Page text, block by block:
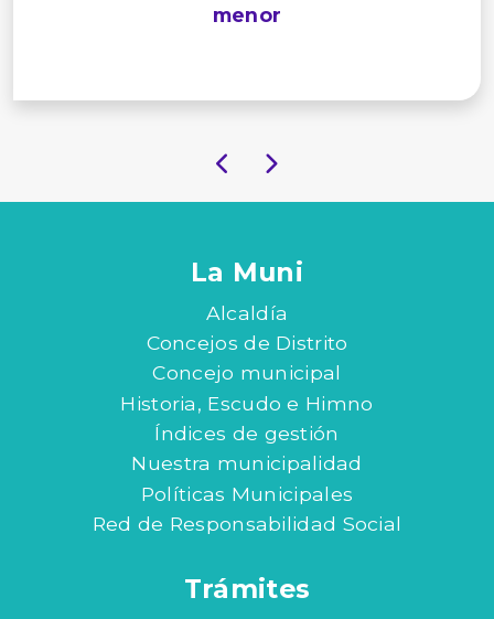
menor
La Muni
Alcaldía
Concejos de Distrito
Concejo municipal
Historia, Escudo e Himno
Índices de gestión
Nuestra municipalidad
Políticas Municipales
Red de Responsabilidad Social
Trámites